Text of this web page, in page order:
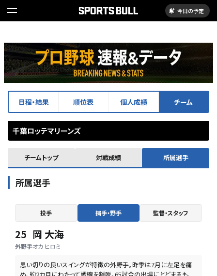
今日の予定
日程・結果 順位表 個人成績 チーム
千葉ロッテマリーンズ
チームトップ 対戦成績 所属選手
所属選手
投手 捕手・野手 監督・スタッフ
25
外野手
岡 大海
オカ ヒロミ
思い切りの良いスイングが特徴の外野手。昨季は7月に左足を痛